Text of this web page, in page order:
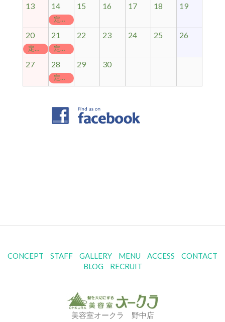
13 14
定休日
15 16 17 18 19
20
定休日
21
定休日
22 23 24 25 26
27 28
定休日
29 30
CONCEPT STAFF GALLERY MENU ACCESS
CONTACT
BLOG
RECRUIT
美容室オークラ 野中店